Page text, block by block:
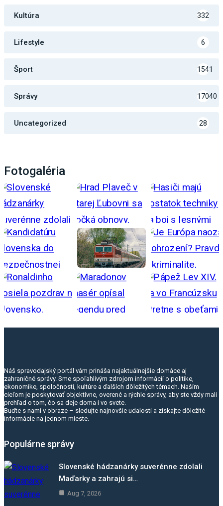
Kultúra 332
Lifestyle 6
Šport 1541
Správy 17040
Uncategorized 28
Fotogaléria
Náš spravodajský portál vám prináša najaktuálnejšie domáce aj
zahraničné správy. Sme spoľahlivým zdrojom informácií o politike,
ekonomike, spoločnosti, kultúre a ďalších dôležitých témach. Naším
cieľom je poskytovať objektívne, overené a rýchle správy, aby ste vždy mali
prehľad o tom, čo sa deje doma i vo svete.
Buďte s nami v obraze – sledujte najnovšie udalosti a získajte dôležité
informácie na jednom mieste.
Populárne správy
Slovenské hádzanárky suverénne zdolali
Maďarky a zahrajú si…
Aug 7, 2026